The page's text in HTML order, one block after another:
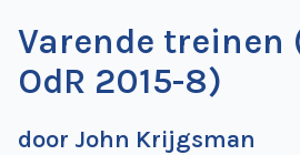
Varende treinen
OdR 2015-8)
door John Krijgsman